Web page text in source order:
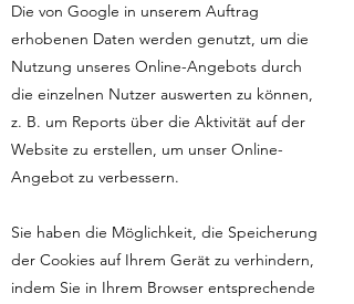
Die von Google in unserem Auftrag
erhobenen Daten werden genutzt, um die
Nutzung unseres Online-Angebots durch
die einzelnen Nutzer auswerten zu können,
z. B. um Reports über die Aktivität auf der
Website zu erstellen, um unser Online-
Angebot zu verbessern.
Sie haben die Möglichkeit, die Speicherung
der Cookies auf Ihrem Gerät zu verhindern,
indem Sie in Ihrem Browser entsprechende